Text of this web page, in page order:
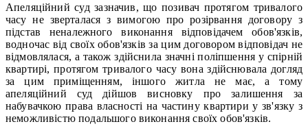
Апеляційний суд зазначив, що позивач протягом тривалого
часу не зверталася з вимогою про розірвання договору з
підстав неналежного виконання відповідачем обов'язків,
водночас від своїх обов'язків за цим договором відповідач не
відмовлялася, а також здійснила значні поліпшення у спірній
квартирі, протягом тривалого часу вона здійснювала догляд
за цим приміщенням, іншого житла не має, а тому
апеляційний суд дійшов висновку про залишення за
набувачкою права власності на частину квартири у зв'язку з
неможливістю подальшого виконання своїх обов'язків.